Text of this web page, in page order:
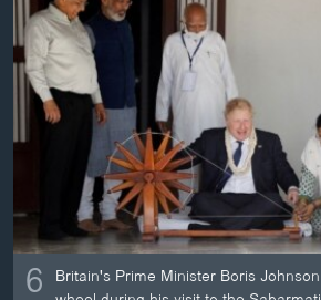
6 Britain's Prime Minister Boris